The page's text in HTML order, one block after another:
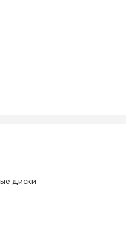
диски